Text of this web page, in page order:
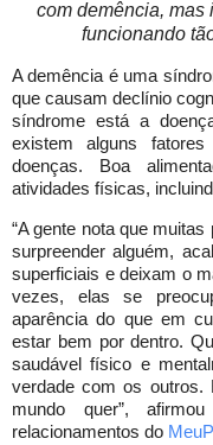
com demência, mas
funcionando
A demência é uma
que causam declínio
síndrome está a
existem alguns
doenças. Boa
atividades físicas,
“A gente nota que
surpreender alguém,
superficiais e deixam o
vezes, elas se
aparência do que em
estar bem por dentro.
saudável físico e
verdade com os outros.
mundo quer”,
relacionamentos do